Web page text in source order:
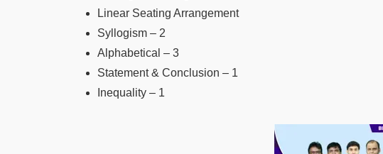
Linear Seating Arrangement
Syllogism – 2
Alphabetical – 3
Statement & Conclusion – 1
Inequality – 1